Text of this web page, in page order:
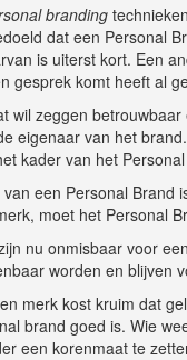
branding
dat een Personal
is uiterst kort. Een
gesprek komt heeft al
wil zeggen
eigenaar van het
kader van het
een Personal Brand
moet het Personal
nu onmisbaar voor
worden en blijven
merk kost kruim dat
brand goed is. Wie
een korenmaat te